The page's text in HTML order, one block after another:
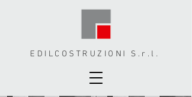
EDILCOSTRUZIONI S.r.l.